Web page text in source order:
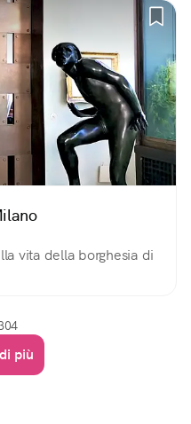
vita della borghesia di
più